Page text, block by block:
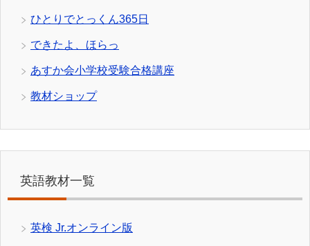
ひとりでとっくん365日
できたよ、ほらっ
あすか会小学校受験合格講座
教材ショップ
英語教材一覧
英検 Jr.オンライン版